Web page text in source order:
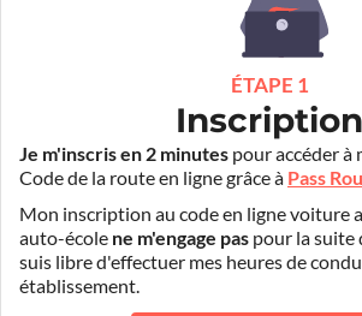
ÉTAPE 1
Inscription
Je m'inscris en 2 minutes pour accéder à
Code de la route en ligne grâce à Pass
Mon inscription au code en ligne voiture
auto-école ne m'engage pas pour la suite
suis libre d'effectuer mes heures de
établissement.